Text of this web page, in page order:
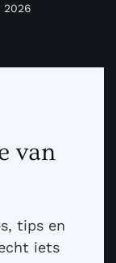
van
tips en
iets